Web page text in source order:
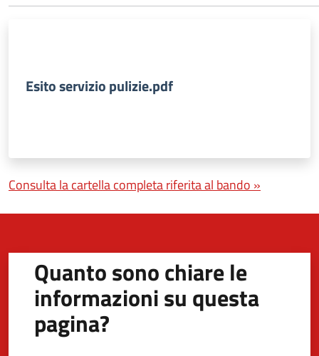
Esito servizio pulizie.pdf
Consulta la cartella completa riferita al bando »
Quanto sono chiare le
informazioni su questa
pagina?